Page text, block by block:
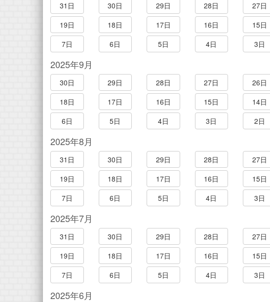
31日 30日 29日 28日 27日
19日
18日 17日 16日 15日
7日
6日 5日 4日 3日
2025年9月
30日 29日 28日 27日 26日
18日
17日 16日 15日 14日
6日
5日 4日 3日 2日
2025年8月
31日 30日 29日 28日 27日
19日
18日 17日 16日 15日
7日
6日 5日 4日 3日
2025年7月
31日 30日 29日 28日 27日
19日
18日 17日 16日 15日
7日
6日 5日 4日 3日
2025年6月